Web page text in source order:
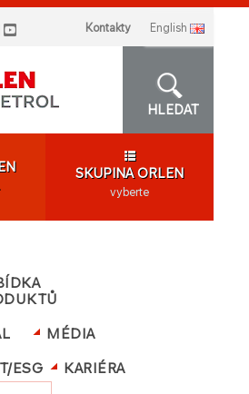
Kontakty english
HLEDAT
SKUPINA ORLEN
vyberte
MÉDIA
ESG
KARIÉRA